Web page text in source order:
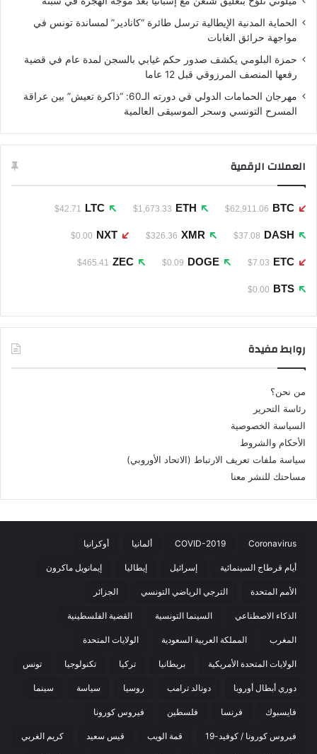
الحماية المدنية الإيطالية ترسل طائرة “كانادير” لمساندة تونس في
مواجهة حرائق الغابات
حمزة البلومي يكشف صدور حكم غيابي بالسجن لمدة عام في قضية
رفعها المنصف المرزوقي قبل 12 عاما
مهرجان الحمامات الدولي في دورته الـ60: “ذاكرة تعيش” بين عراقة
المسرح التونسي وسحر الموسيقى العالمية
العملات الرقمية
BTC
$62,911.06
ETH
$1,673.33
LTC
$42.71
DASH
$37.08
XMR
$326.36
NXT
$0.00
ETC
$7.03
DOGE
$0.09
ZEC
$465.41
BTS
$0.00
روابط مفيدة
من نحن؟
رئاسة التحرير
السياسة الخصوصية
الأحكام والشروط
سياسة ملفات تعريف الارتباط (الاتحاد الأوروبي)
مساحتك للنشر معنا
Coronavirus
COVID-2019 ألمانيا أوكرانيا
أيام قرطاج السينمائية إسرائيل إيطاليا إيمانويل ماكرون
الأمم المتحدة الترجي الرياضي التونسي الجزائر
الذكاء الاصطناعي السينما التونسية القضية الفلسطينية
المغرب المملكة العربية السعودية الولايات المتحدة
الولايات المتحدة الأمريكية بريطانيا تركيا تكنولوجيا تونس
دوري أبطال أوروبا دونالد ترامب روسيا سياسة سينما
فايسبوك فرنسا فلسطين فيروس كورونا
فيروس كورونا / كوفيد-19 قمة الويب قيس سعيد كريم الغربي